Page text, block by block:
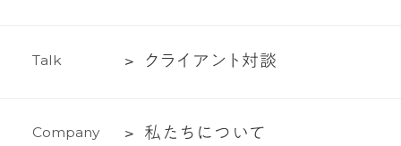
グ
績
Talk
ク
ア
ク ラ イ ア ン ト 対談
Company
私 私 た ち に つ いて